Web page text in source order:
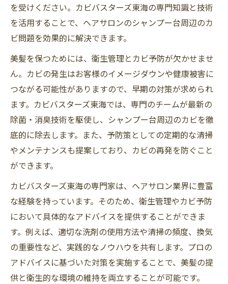
を受けください。カビバスターズ東海の専門知識と技術
を活用することで、ヘアサロンのシャンプー台周辺のカ
ビ問題を効果的に解決できます。
美髪を保つためには、衛生管理とカビ予防が欠かせませ
ん。カビの発生はお客様のイメージダウンや健康被害に
つながる可能性がありますので、早期の対策が求められ
ます。カビバスターズ東海では、専門のチームが最新の
除菌・消臭技術を駆使し、シャンプー台周辺のカビを徹
底的に除去します。また、予防策としての定期的な清掃
やメンテナンスも提案しており、カビの再発を防ぐこと
ができます。
カビバスターズ東海の専門家は、ヘアサロン業界に豊富
な経験を持っています。そのため、衛生管理やカビ予防
において具体的なアドバイスを提供することができま
す。例えば、適切な洗剤の使用方法や清掃の頻度、換気
の重要性など、実践的なノウハウを共有します。プロの
アドバイスに基づいた対策を実施することで、美髪の提
供と衛生的な環境の維持を両立することが可能です。